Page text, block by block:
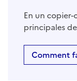
En un
principales
Comment